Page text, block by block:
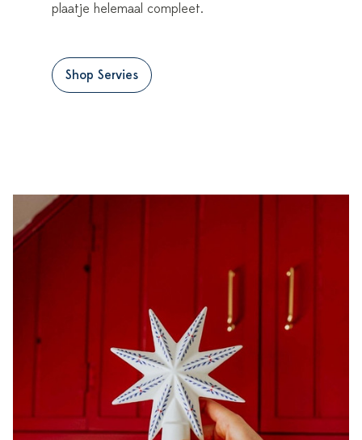
plaatje helemaal compleet.
Shop Servies